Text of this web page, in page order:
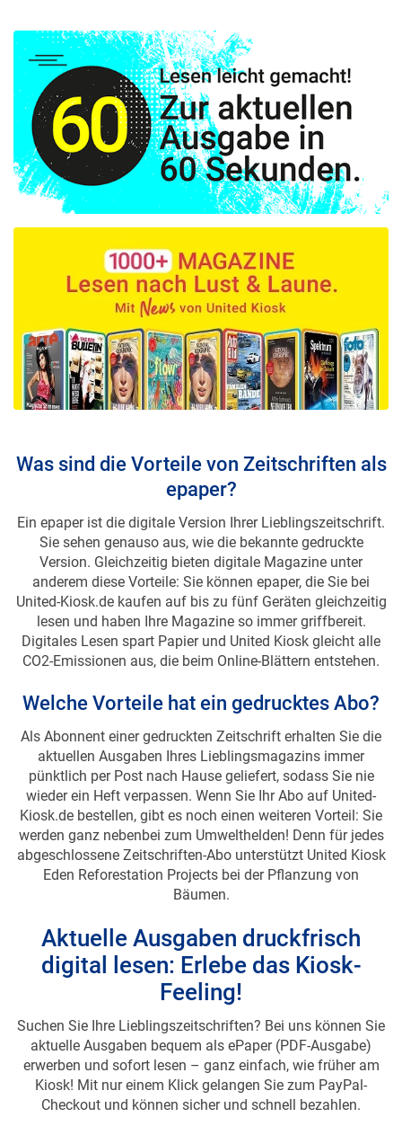
Was sind die Vorteile von Zeitschriften als
epaper?
Ein epaper ist die digitale Version Ihrer Lieblingszeitschrift.
Sie sehen genauso aus, wie die bekannte gedruckte
Version. Gleichzeitig bieten digitale Magazine unter
anderem diese Vorteile: Sie können epaper, die Sie bei
United-Kiosk.de kaufen auf bis zu fünf Geräten gleichzeitig
lesen und haben Ihre Magazine so immer griffbereit.
Digitales Lesen spart Papier und United Kiosk gleicht alle
CO2-Emissionen aus, die beim Online-Blättern entstehen.
Welche Vorteile hat ein gedrucktes Abo?
Als Abonnent einer gedruckten Zeitschrift erhalten Sie die
aktuellen Ausgaben Ihres Lieblingsmagazins immer
pünktlich per Post nach Hause geliefert, sodass Sie nie
wieder ein Heft verpassen. Wenn Sie Ihr Abo auf United-
Kiosk.de bestellen, gibt es noch einen weiteren Vorteil: Sie
werden ganz nebenbei zum Umwelthelden! Denn für jedes
abgeschlossene Zeitschriften-Abo unterstützt United Kiosk
Eden Reforestation Projects bei der Pflanzung von
Bäumen.
Aktuelle Ausgaben druckfrisch
digital lesen: Erlebe das Kiosk-
Feeling!
Suchen Sie Ihre Lieblingszeitschriften? Bei uns können Sie
aktuelle Ausgaben bequem als ePaper (PDF-Ausgabe)
erwerben und sofort lesen – ganz einfach, wie früher am
Kiosk! Mit nur einem Klick gelangen Sie zum PayPal-
Checkout und können sicher und schnell bezahlen.